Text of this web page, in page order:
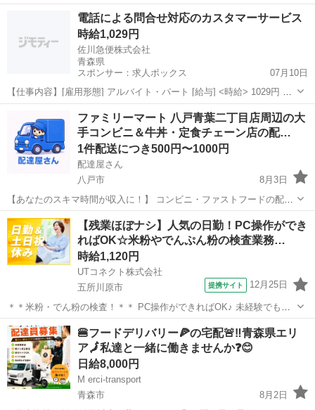
や「出前館」のように、配達専用アプリを使ってお仕事するスタイル
です。 オファー内容を見てから、受けるかどうかを自由に選べます！
✅ 業務内容...
八戸市 配送 ローソン
電話による問合せ対応のカスタマーサービス
時給1,029円
佐川急便株式会社
青森県
スポンサー：求人ボックス
07月10日
【仕事内容】[雇用形態] アルバイト・パート [給与] <時給> 1029円 <
時給/昇給について> ・昇給額:～30円(1回あたり) 昨年度実績 ・反映時
期:毎年7月・12月 ・評価方法: 勤務状況や日々の業務の取り組み方等
を評...
ファミリーマート 八戸青葉二丁目店周辺の大
手コンビニ＆牛丼・定食チェーン店の配…
1件配送につき500円〜1000円
配達屋さん
八戸市
8月3日
【あなたのスキマ時間が収入に！】 コンビニ・ファストフードの配達
バイト、始めませんか？ アプリで空いた時間にサクッと配達！ 配達す
るかどうかは、オファーを見てその場で自由に決められます♪
―――――――――― ...
青森 八戸市 配送 スタッフ
【残業ほぼナシ】人気の日勤！PC操作ができ
ればOK☆米粉やでんぷん粉の検査業務…
時給1,120円
UTコネクト株式会社
五所川原市
提携サイト 12月25日
＊＊米粉・でん粉の検査！＊＊ PC操作ができればOK♪ 未経験でも安
心の丁寧な研修あり！ さまざまな食品の原材料となる、 米・でん粉加
工品を製造している会社でのお仕事です！ ＜具体的には…＞ ◆製品管
理用・検査機器を使...
青森 五所川原市 倉庫
🍔フードデリバリー🍕の宅配🚨‼️青森県エリ
ア🗾私達と一緒に働きませんか❓😊
日給8,000円
M erci-transport
青森市
8月2日